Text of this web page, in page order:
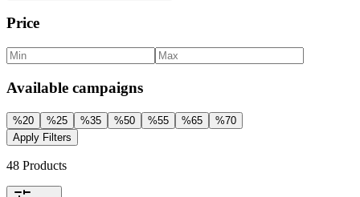
Price
Available campaigns
%20 %25 %35 %50 %55 %65 %70
Apply Filters
48 Products